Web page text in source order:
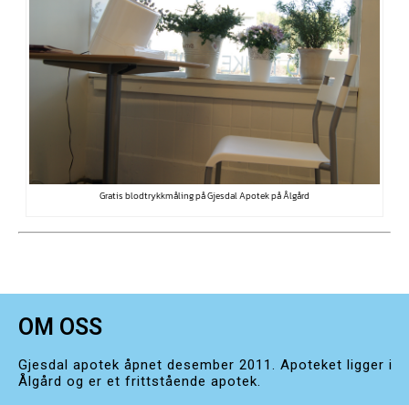
Gratis blodtrykkmåling på Gjesdal Apotek på Ålgård
OM OSS
Gjesdal apotek åpnet desember 2011. Apoteket ligger i
Ålgård og er et frittstående apotek.